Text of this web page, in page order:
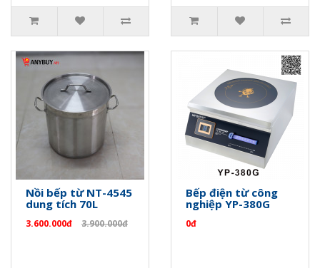
Nồi bếp từ NT-4545
dung tích 70L
3.600.000đ 3.900.000đ
Bếp điện từ công
nghiệp YP-380G
0đ